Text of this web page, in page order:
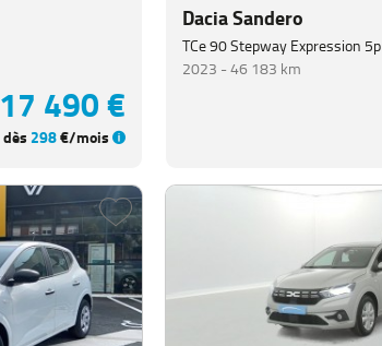
17 490 €
dès 298€/mois
Dacia Sandero
TCe 90 Stepway Expression 5p
2023 -46 183 km